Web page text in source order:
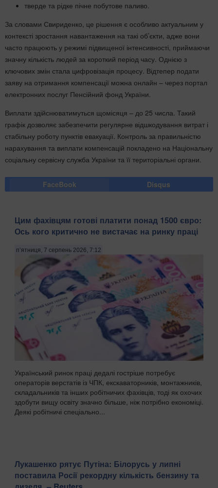
тверде та рідке пічне побутове паливо.
За словами Свириденко, це рішення є особливо актуальним у
контексті зростання навантаження на такі об’єкти, адже вони
часто працюють у режимі підвищеної інтенсивності, приймаючи
значну кількість людей за короткий період часу. Однією з
ключових змін стала цифровізація процесу. Відтепер подати
заяву на отримання компенсації можна онлайн – через портал
електронних послуг Пенсійний фонд України.
Виплати здійснюватимуться щомісяця – до 25 числа. Такий
графік дозволяє забезпечити регулярне відшкодування витрат і
стабільну роботу пунктів евакуації. Контроль за правильністю
нарахування та виплати компенсацій покладено на Національну
соціальну сервісну служба України та її територіальні органи.
FaceBook Disqus
Цим фахівцям готові платити понад 1500 євро:
Ось кого критично не вистачає на ринку праці
п’ятниця, 7 серпень 2026, 7:12
Український ринок праці дедалі гостріше потребує
операторів верстатів із ЧПК, екскаваторників, монтажників,
складальників та інших робітничих фахівців, тоді як охочих
здобути вищу освіту значно більше, ніж потрібно економіці.
Деякі робітничі спеціально...
Лукашенко рятує Путіна: Білорусь у липні
поставила Росії рекордну кількість бензину та